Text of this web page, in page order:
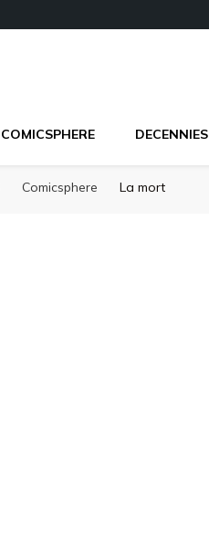
COMICSPHERE DECENNIES
Comicsphere La mort